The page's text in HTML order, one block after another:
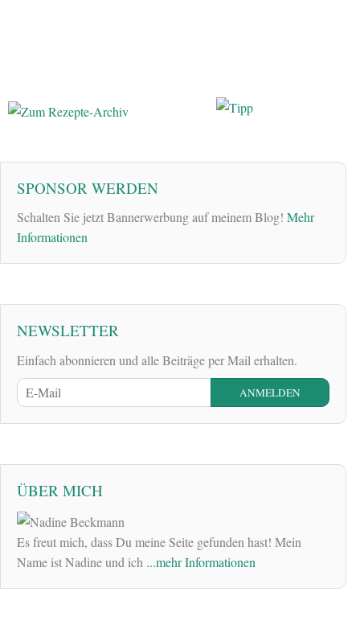
SPONSOR WERDEN
Schalten Sie jetzt Bannerwerbung auf meinem Blog! Mehr
Informationen
NEWSLETTER
Einfach abonnieren und alle Beiträge per Mail erhalten.
ÜBER MICH
Es freut mich, dass Du meine Seite gefunden hast! Mein
Name ist Nadine und ich ...mehr Informationen